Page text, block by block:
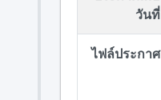
วันที่
ไฟล์ประกาศ